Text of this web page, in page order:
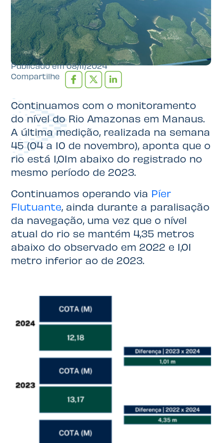
Publicado em 08/11/2024
Compartilhe
Continuamos com o monitoramento
do nível do Rio Amazonas em Manaus.
A última medição, realizada na semana
45 (04 a 10 de novembro), aponta que o
rio está 1,01m abaixo do registrado no
mesmo período de 2023.
Continuamos operando via Píer
Flutuante, ainda durante a paralisação
da navegação, uma vez que o nível
atual do rio se mantém 4,35 metros
abaixo do observado em 2022 e 1,01
metro inferior ao de 2023.